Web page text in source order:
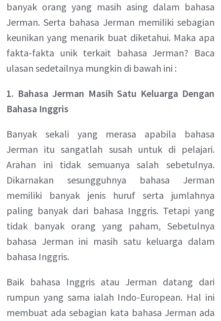
banyak orang yang masih asing dalam bahasa
Jerman. Serta bahasa Jerman memiliki sebagian
keunikan yang menarik buat diketahui. Maka apa
fakta-fakta unik terkait bahasa Jerman? Baca
ulasan sedetailnya mungkin di bawah ini :
1. Bahasa Jerman Masih Satu Keluarga Dengan
Bahasa Inggris
Banyak sekali yang merasa apabila bahasa
Jerman itu sangatlah susah untuk di pelajari.
Arahan ini tidak semuanya salah sebetulnya.
Dikarnakan sesungguhnya bahasa Jerman
memiliki banyak jenis huruf serta jumlahnya
paling banyak dari bahasa Inggris. Tetapi yang
tidak banyak orang yang paham, Sebetulnya
bahasa Jerman ini masih satu keluarga dalam
bahasa Inggris.
Baik bahasa Inggris atau Jerman datang dari
rumpun yang sama ialah Indo-European. Hal ini
membuat ada sebagian kata bahasa Jerman ada